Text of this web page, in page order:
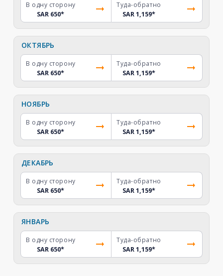
В одну сторону
SAR 650*
Туда-обратно
SAR 1,159*
ОКТЯБРЬ
В одну сторону
SAR 650*
Туда-обратно
SAR 1,159*
НОЯБРЬ
В одну сторону
SAR 650*
Туда-обратно
SAR 1,159*
ДЕКАБРЬ
В одну сторону
SAR 650*
Туда-обратно
SAR 1,159*
ЯНВАРЬ
В одну сторону
SAR 650*
Туда-обратно
SAR 1,159*